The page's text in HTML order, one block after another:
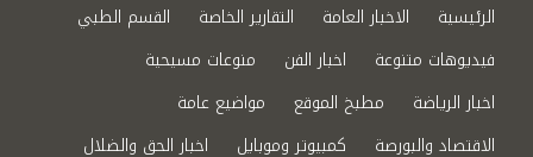
الرئيسية الاخبار العامة التقارير الخاصة
القسم الطبي
فيديوهات متنوعة
اخبار الفن
منوعات مسيحية
اخبار الرياضة
مطبخ الموقع
مواضيع عامة
الاقتصاد والبورصة
كمبيوتر وموبايل اخبار الحق والضلال